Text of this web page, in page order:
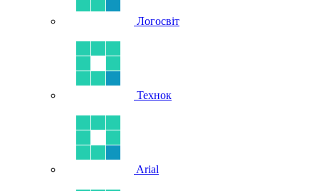
Логосвіт
Технок
Arial